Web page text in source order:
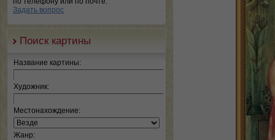
Задать вопрос
Поиск картины
Название картины:
Художник:
Местонахождение:
Жанр: